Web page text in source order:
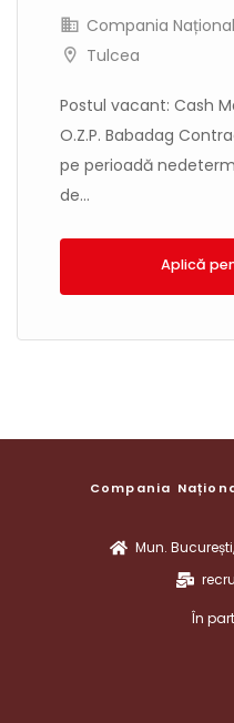
Compania
Tulcea
Postul vacant: Cash
O.Z.P. Babadag
pe perioadă
de...
Compania
Mun.
În